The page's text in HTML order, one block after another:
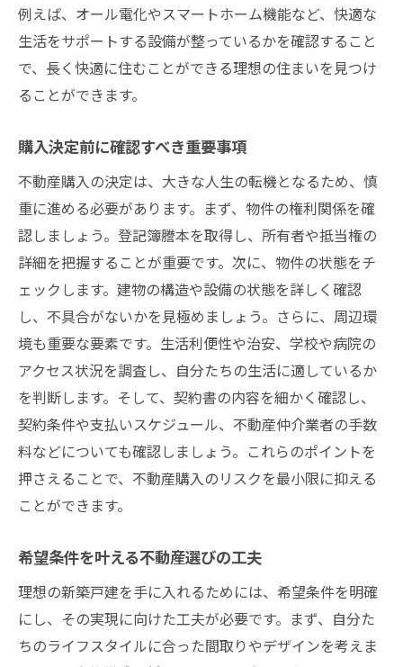
例えば、オール電化やスマートホーム機能など、快適な
生活をサポートする設備が整っているかを確認すること
で、長く快適に住むことができる理想の住まいを見つけ
ることができます。
購入決定前に確認すべき重要事項
不動産購入の決定は、大きな人生の転機となるため、慎
重に進める必要があります。まず、物件の権利関係を確
認しましょう。登記簿謄本を取得し、所有者や抵当権の
詳細を把握することが重要です。次に、物件の状態をチ
ェックします。建物の構造や設備の状態を詳しく確認
し、不具合がないかを見極めましょう。さらに、周辺環
境も重要な要素です。生活利便性や治安、学校や病院の
アクセス状況を調査し、自分たちの生活に適しているか
を判断します。そして、契約書の内容を細かく確認し、
契約条件や支払いスケジュール、不動産仲介業者の手数
料などについても確認しましょう。これらのポイントを
押さえることで、不動産購入のリスクを最小限に抑える
ことができます。
希望条件を叶える不動産選びの工夫
理想の新築戸建を手に入れるためには、希望条件を明確
にし、その実現に向けた工夫が必要です。まず、自分た
ちのライフスタイルに合った間取りやデザインを考えま